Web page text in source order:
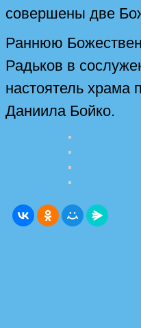
совершены две
Раннюю
Радьков в
настоятель храма
Даниила Бойко.